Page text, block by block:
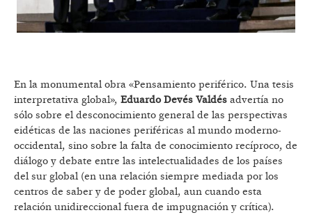
En la monumental obra «Pensamiento periférico. Una tesis
interpretativa global», Eduardo Devés Valdés advertía no
sólo sobre el desconocimiento general de las perspectivas
eidéticas de las naciones periféricas al mundo moderno-
occidental, sino sobre la falta de conocimiento recíproco, de
diálogo y debate entre las intelectualidades de los países
del sur global (en una relación siempre mediada por los
centros de saber y de poder global, aun cuando esta
relación unidireccional fuera de impugnación y crítica).